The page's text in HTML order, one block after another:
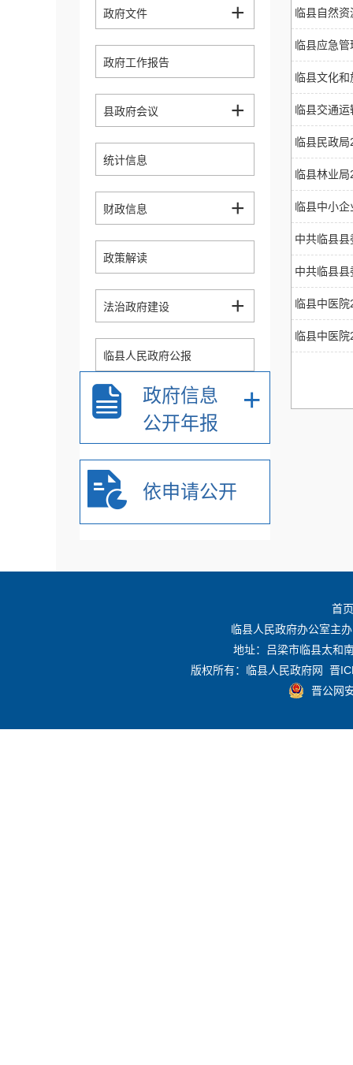
政府文件 +
政府工作报告
县政府会议 +
统计信息
财政信息 +
政策解读
法治政府建设 +
临县人民政府公报
公共资源配置信息
优化营商环境
+
政府信息
公开年报
+
依申请公开
临县自然
临县应急
临县文化
临县交通
临县民政
临县林业
临县中小
中共临县
中共临县
临县中医
临县中医
首
临县人民政府办公室主
地址：吕梁市临县太和
版权所有：临县人民政府网晋
晋公网